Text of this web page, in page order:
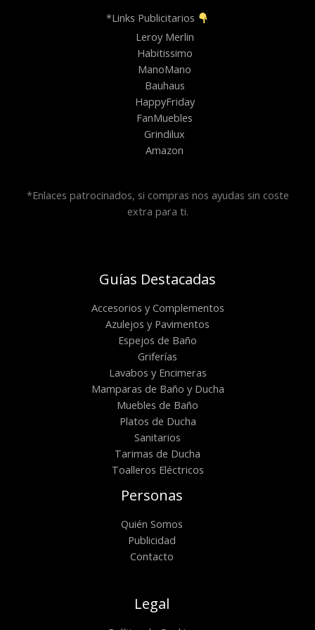
*Links Publicitarios
Leroy Merlin
Habitissimo
ManoMano
Bauhaus
HappyFriday
FanMuebles
Grindilux
Amazon
*Enlaces patrocinados, si compras nos ayudas sin coste
extra para ti.
Guías Destacadas
Accesorios y Complementos
Azulejos y Pavimentos
Espejos de Baño
Griferías
Lavabos y Encimeras
Mamparas de Baño y Ducha
Muebles de Baño
Platos de Ducha
Sanitarios
Tarimas de Ducha
Toalleros Eléctricos
Personas
Quién Somos
Publicidad
Contacto
Legal